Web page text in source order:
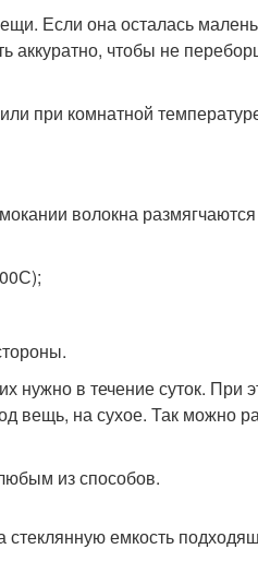
Если она осталась
аккуратно, чтобы не
при комнатной
волокна размягчаются
0С);
нужно в течение суток. При
вещь, на сухое. Так можно
из способов.
емкость